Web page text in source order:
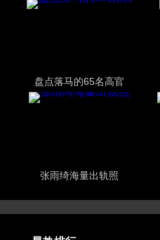
盘点落马的65名高官
张雨绮海量出轨照